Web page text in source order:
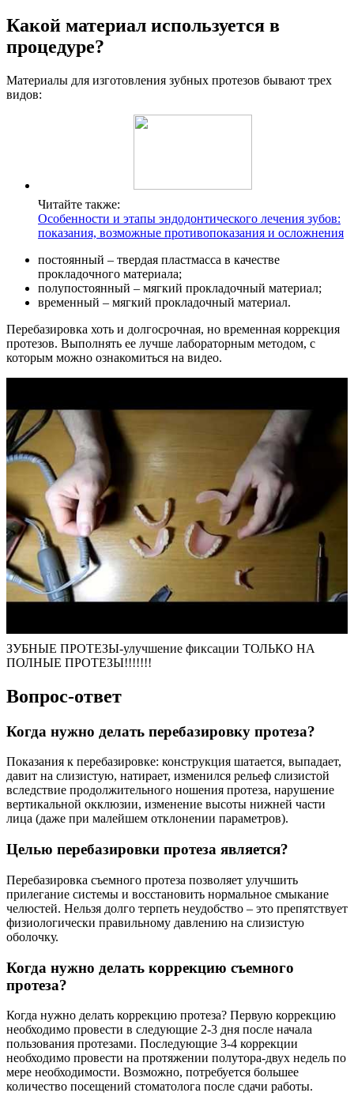
Какой материал используется в
процедуре?
Материалы для изготовления зубных протезов бывают трех
видов:
Читайте также:
Особенности и этапы эндодонтического лечения зубов:
показания, возможные противопоказания и осложнения
постоянный – твердая пластмасса в качестве
прокладочного материала;
полупостоянный – мягкий прокладочный материал;
временный – мягкий прокладочный материал.
Перебазировка хоть и долгосрочная, но временная коррекция
протезов. Выполнять ее лучше лабораторным методом, с
которым можно ознакомиться на видео.
ЗУБНЫЕ ПРОТЕЗЫ-улучшение фиксации ТОЛЬКО НА
ПОЛНЫЕ ПРОТЕЗЫ!!!!!!!
Вопрос-ответ
Когда нужно делать перебазировку протеза?
Показания к перебазировке: конструкция шатается, выпадает,
давит на слизистую, натирает, изменился рельеф слизистой
вследствие продолжительного ношения протеза, нарушение
вертикальной окклюзии, изменение высоты нижней части
лица (даже при малейшем отклонении параметров).
Целью перебазировки протеза является?
Перебазировка съемного протеза позволяет улучшить
прилегание системы и восстановить нормальное смыкание
челюстей. Нельзя долго терпеть неудобство – это препятствует
физиологически правильному давлению на слизистую
оболочку.
Когда нужно делать коррекцию съемного
протеза?
Когда нужно делать коррекцию протеза? Первую коррекцию
необходимо провести в следующие 2-3 дня после начала
пользования протезами. Последующие 3-4 коррекции
необходимо провести на протяжении полутора-двух недель по
мере необходимости. Возможно, потребуется большее
количество посещений стоматолога после сдачи работы.